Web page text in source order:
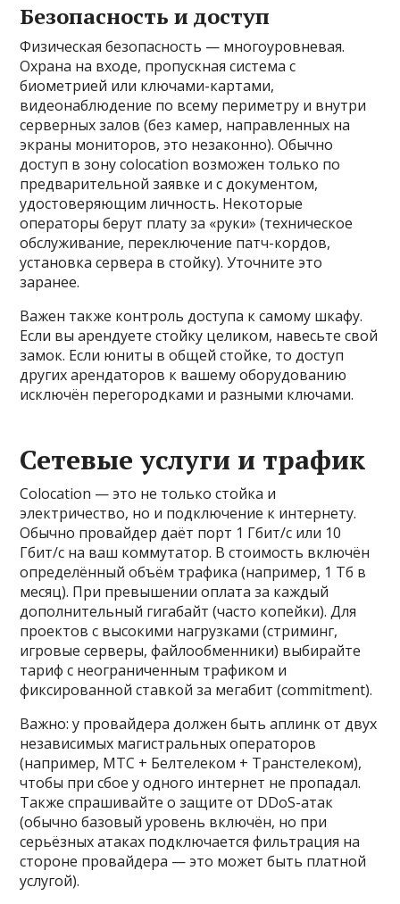
Безопасность и доступ
Физическая безопасность — многоуровневая.
Охрана на входе, пропускная система с
биометрией или ключами-картами,
видеонаблюдение по всему периметру и внутри
серверных залов (без камер, направленных на
экраны мониторов, это незаконно). Обычно
доступ в зону colocation возможен только по
предварительной заявке и с документом,
удостоверяющим личность. Некоторые
операторы берут плату за «руки» (техническое
обслуживание, переключение патч-кордов,
установка сервера в стойку). Уточните это
заранее.
Важен также контроль доступа к самому шкафу.
Если вы арендуете стойку целиком, навесьте свой
замок. Если юниты в общей стойке, то доступ
других арендаторов к вашему оборудованию
исключён перегородками и разными ключами.
Сетевые услуги и трафик
Colocation — это не только стойка и
электричество, но и подключение к интернету.
Обычно провайдер даёт порт 1 Гбит/с или 10
Гбит/с на ваш коммутатор. В стоимость включён
определённый объём трафика (например, 1 Тб в
месяц). При превышении оплата за каждый
дополнительный гигабайт (часто копейки). Для
проектов с высокими нагрузками (стриминг,
игровые серверы, файлообменники) выбирайте
тариф с неограниченным трафиком и
фиксированной ставкой за мегабит (commitment).
Важно: у провайдера должен быть аплинк от двух
независимых магистральных операторов
(например, МТС + Белтелеком + Транстелеком),
чтобы при сбое у одного интернет не пропадал.
Также спрашивайте о защите от DDoS-атак
(обычно базовый уровень включён, но при
серьёзных атаках подключается фильтрация на
стороне провайдера — это может быть платной
услугой).